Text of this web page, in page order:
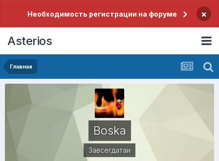
Необходимость регистрации на форуме ×
Asterios
Главная
Boska
Завсегдатаи